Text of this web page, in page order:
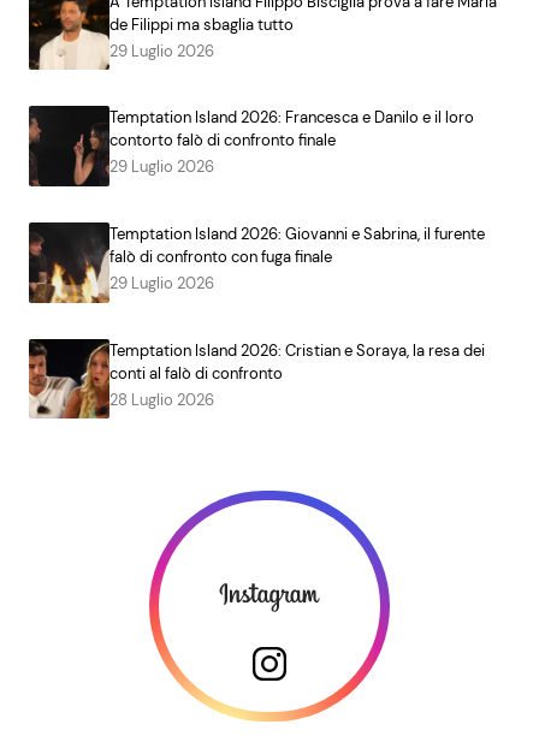
de Filippi ma sbaglia tutto
29 Luglio 2026
Temptation Island 2026: Francesca e Danilo e il loro
contorto falò di confronto finale
29 Luglio 2026
Temptation Island 2026: Giovanni e Sabrina, il furente
falò di confronto con fuga finale
29 Luglio 2026
Temptation Island 2026: Cristian e Soraya, la resa dei
conti al falò di confronto
28 Luglio 2026